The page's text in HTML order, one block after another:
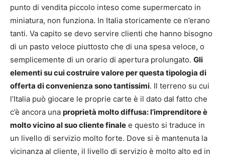
punto di vendita piccolo inteso come supermercato in
miniatura, non funziona. In Italia storicamente ce n’erano
tanti. Va capito se devo servire clienti che hanno bisogno
di un pasto veloce piuttosto che di una spesa veloce, o
semplicemente di un orario di apertura prolungato. Gli
elementi su cui costruire valore per questa tipologia di
offerta di convenienza sono tantissimi. Il terreno su cui
l’Italia può giocare le proprie carte è il dato dal fatto che
c’è ancora una proprietà molto diffusa: l’imprenditore è
molto vicino al suo cliente finale e questo si traduce in
un livello di servizio molto forte. Dove si è mantenuta la
vicinanza al cliente, il livello di servizio è molto alto ed in